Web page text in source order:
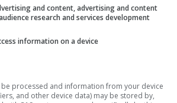
tracollo
and content, advertising and content
research and services development
information on a device
processed and information from your device
and other device data) may be stored by,